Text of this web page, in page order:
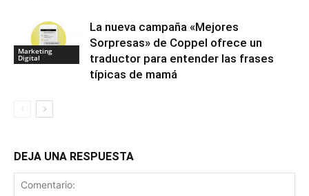
Marketing
Digital
La nueva campaña «Mejores
Sorpresas» de Coppel ofrece un
traductor para entender las frases
típicas de mamá
DEJA UNA RESPUESTA